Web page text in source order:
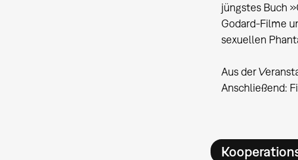
jüngstes Buch
Godard-Filme
sexuellen
Aus der
Anschließend: